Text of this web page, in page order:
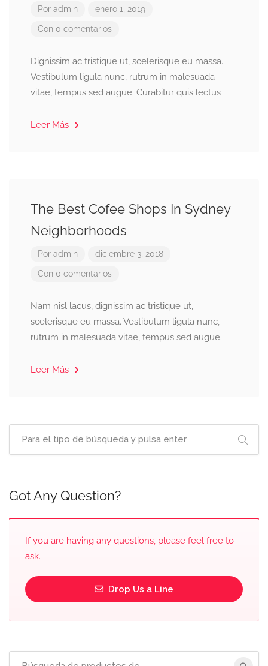
Por admin enero 1, 2019
Con 0 comentarios
Dignissim ac tristique ut, scelerisque eu massa.
Vestibulum ligula nunc, rutrum in malesuada
vitae, tempus sed augue. Curabitur quis lectus
Leer Más
The Best Cofee Shops In Sydney
Neighborhoods
Por admin diciembre 3, 2018
Con 0 comentarios
Nam nisl lacus, dignissim ac tristique ut,
scelerisque eu massa. Vestibulum ligula nunc,
rutrum in malesuada vitae, tempus sed augue.
Leer Más
Got Any Question?
If you are having any questions, please feel free to
ask.
Drop Us a Line